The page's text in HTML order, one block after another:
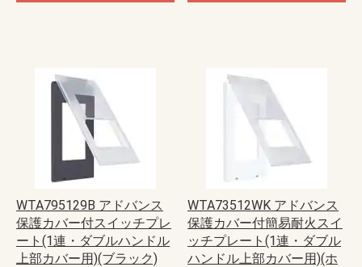
WTA795129B アドバンス
保護カバー付スイッチプレ
ート(1連・ダブルハンドル
上部カバー用)(ブラック)
WTA73512WK アドバンス
保護カバー付簡易耐火スイ
ッチプレート(1連・ダブル
ハンドル上部カバー用)(ホ